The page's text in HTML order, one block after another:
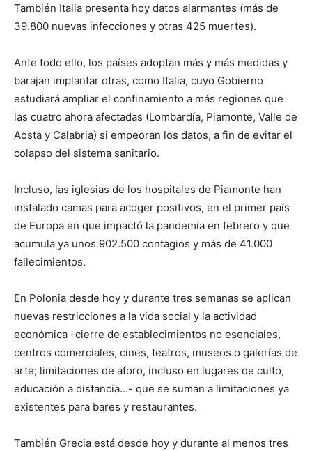
También Italia presenta hoy datos alarmantes (más de
39.800 nuevas infecciones y otras 425 muertes).
Ante todo ello, los países adoptan más y más medidas y
barajan implantar otras, como Italia, cuyo Gobierno
estudiará ampliar el confinamiento a más regiones que
las cuatro ahora afectadas (Lombardía, Piamonte, Valle de
Aosta y Calabria) si empeoran los datos, a fin de evitar el
colapso del sistema sanitario.
Incluso, las iglesias de los hospitales de Piamonte han
instalado camas para acoger positivos, en el primer país
de Europa en que impactó la pandemia en febrero y que
acumula ya unos 902.500 contagios y más de 41.000
fallecimientos.
En Polonia desde hoy y durante tres semanas se aplican
nuevas restricciones a la vida social y la actividad
económica -cierre de establecimientos no esenciales,
centros comerciales, cines, teatros, museos o galerías de
arte; limitaciones de aforo, incluso en lugares de culto,
educación a distancia…- que se suman a limitaciones ya
existentes para bares y restaurantes.
También Grecia está desde hoy y durante al menos tres